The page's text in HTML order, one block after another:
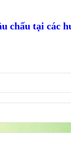
chấu tại các